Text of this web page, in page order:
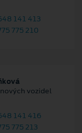
141 413
775 210
vozidel
141 416
775 213